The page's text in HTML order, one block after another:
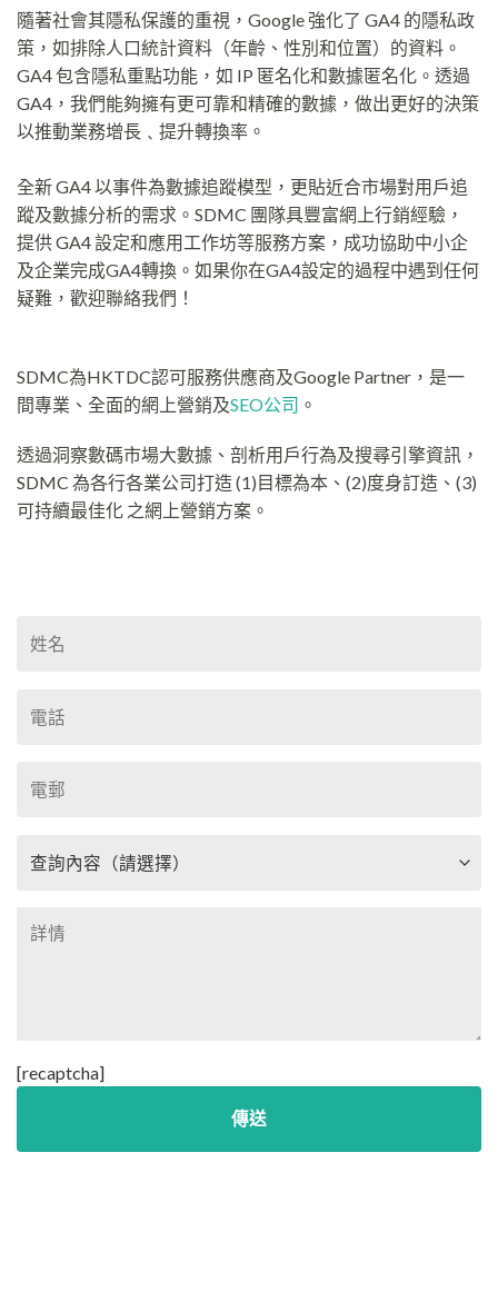
隨著社會其隱私保護的重視，Google 強化了 GA4 的隱私政
策，如排除人口統計資料（年齡、性別和位置）的資料。
GA4 包含隱私重點功能，如 IP 匿名化和數據匿名化。透過
GA4，我們能夠擁有更可靠和精確的數據，做出更好的決策
以推動業務增長﹑提升轉換率。
全新 GA4 以事件為數據追蹤模型，更貼近合市場對用戶追
蹤及數據分析的需求。SDMC 團隊具豐富網上行銷經驗，
提供 GA4 設定和應用工作坊等服務方案，成功協助中小企
及企業完成GA4轉換。如果你在GA4設定的過程中遇到任何
疑難，歡迎聯絡我們！
SDMC為HKTDC認可服務供應商及Google Partner，是一
間專業、全面的網上營銷及SEO公司 。
透過洞察數碼市場大數據、剖析用戶行為及搜尋引擎資訊，
SDMC 為各行各業公司打造 (1)目標為本、(2)度身訂造、(3)
可持續最佳化 之網上營銷方案。
[recaptcha]